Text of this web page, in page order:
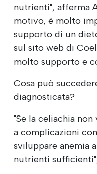
nutrienti", afferma
motivo, è molto
supporto di un
sul sito web di
molto supporto e
Cosa può
diagnosticata?
"Se la celiachia
a complicazioni
sviluppare anemia
nutrienti